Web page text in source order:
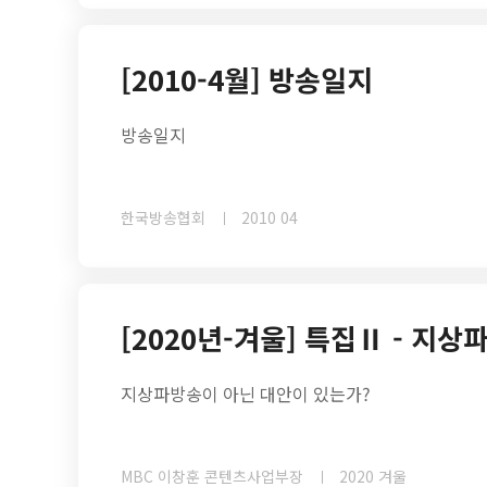
[2010-4월] 방송일지
방송일지
한국방송협회 2010 04
[2020년-겨울] 특집Ⅱ - 지상
지상파방송이 아닌 대안이 있는가?
MBC 이창훈 콘텐츠사업부장 2020 겨울